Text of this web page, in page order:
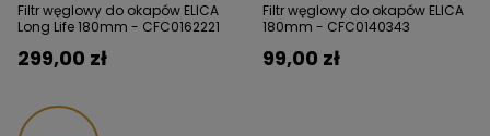
Filtr węglowy do okapów ELICA
Long Life 180mm - CFC0162221
299,00 zł
Filtr węglowy do okapów ELICA
180mm - CFC0140343
99,00 zł